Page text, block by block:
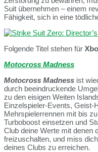
Suit übernehmen – einem
Fähigkeit, sich in eine
Folgende Titel stehen für
Motocross Madness
Motocross Madness ist
durch beeindruckende
zu den eisigen Weiten
Einzelspieler-Events, Geist-
Mehrspielerrennen mit bis
Turboboost einsetzen und
Club deine Werte mit denen
freizuschalten, und miss
deines Clubs zu erreichen.